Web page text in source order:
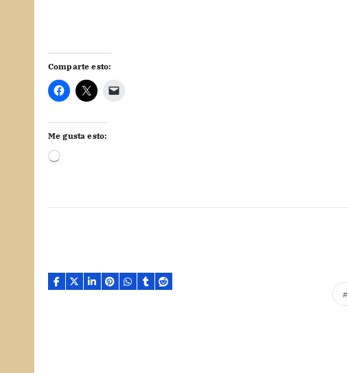
Comparte esto:
Me gusta esto:
C
a
.